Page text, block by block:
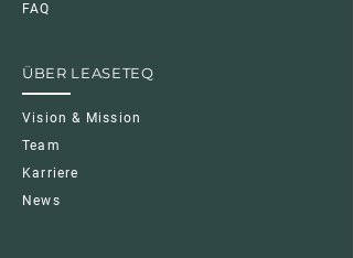
FAQ
ÜBER LEASETEQ
Vision & Mission
Team
Karriere
News